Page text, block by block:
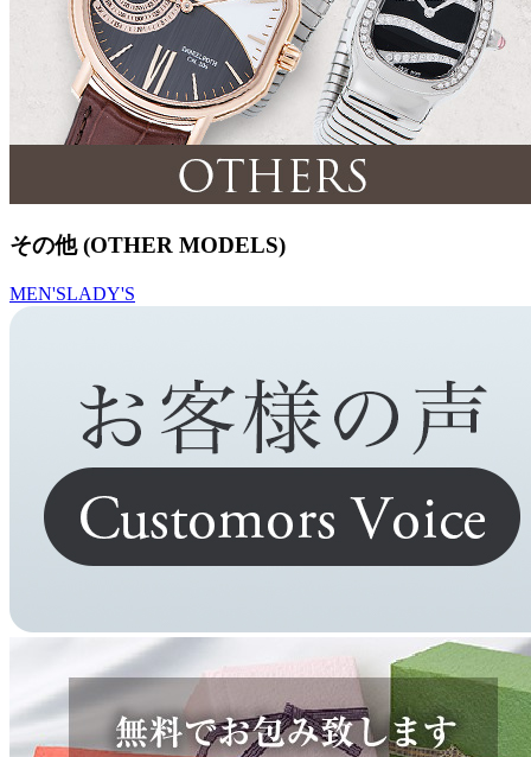
その他 (OTHER MODELS)
MEN'SLADY'S